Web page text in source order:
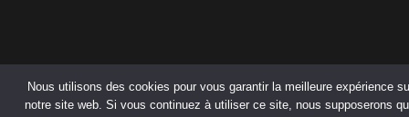
Nous utilisons des cookies pour vous garantir la meilleure expérience
notre site web. Si vous continuez à utiliser ce site, nous supposerons